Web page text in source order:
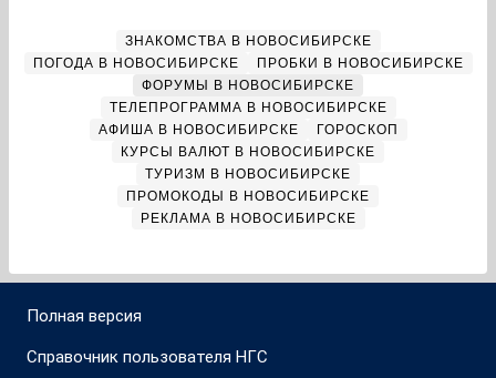
ЗНАКОМСТВА В НОВОСИБИРСКЕ
ПОГОДА В НОВОСИБИРСКЕ
ПРОБКИ В НОВОСИБИРСКЕ
ФОРУМЫ В НОВОСИБИРСКЕ
ТЕЛЕПРОГРАММА В НОВОСИБИРСКЕ
АФИША В НОВОСИБИРСКЕ
ГОРОСКОП
КУРСЫ ВАЛЮТ В НОВОСИБИРСКЕ
ТУРИЗМ В НОВОСИБИРСКЕ
ПРОМОКОДЫ В НОВОСИБИРСКЕ
РЕКЛАМА В НОВОСИБИРСКЕ
Полная версия
Справочник пользователя НГС